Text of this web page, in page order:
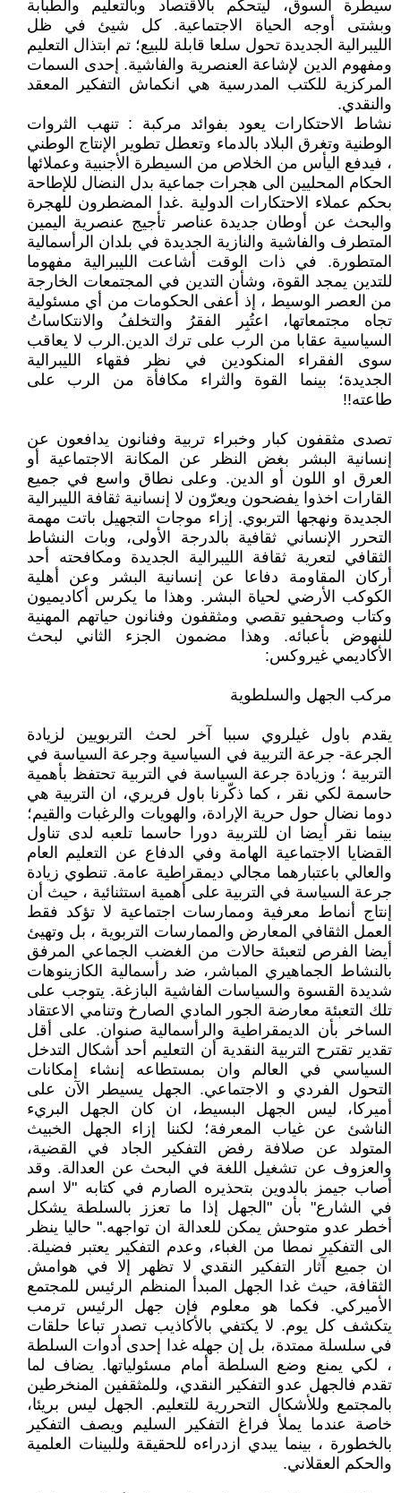
سيطرة السوق، ليتحكم بالاقتصاد وبالتعليم والطبابة
وبشتى أوجه الحياة الاجتماعية. كل شيئ في ظل
الليبرالية الجديدة تحول سلعا قابلة للبيع؛ تم ابتذال التعليم
ومفهوم الدين لإشاعة العنصرية والفاشية. إحدى السمات
المركزية للكتب المدرسية هي انكماش التفكير المعقد
والنقدي.
نشاط الاحتكارات يعود بفوائد مركبة : تنهب الثروات
الوطنية وتغرق البلاد بالدماء وتعطل تطوير الإنتاج الوطني
، فيدفع اليأس من الخلاص من السيطرة الأجنبية وعملائها
الحكام المحليين الى هجرات جماعية بدل النضال للإطاحة
بحكم عملاء الاحتكارات الدولية .غدا المضطرون للهجرة
والبحث عن أوطان جديدة عناصر تأجيج عنصرية اليمين
المتطرف والفاشية والنازية الجديدة في بلدان الرأسمالية
المتطورة. في ذات الوقت أشاعت الليبرالية مفهوما
للتدين يمجد القوة، وشأن التدين في المجتمعات الخارجة
من العصر الوسيط ، إذ أعفى الحكومات من أي مسئولية
تجاه مجتمعاتها، اعتُبِر الفقرُ والتخلفُ والانتكاساتُ
السياسية عقابا من الرب على ترك الدين.الرب لا يعاقب
سوى الفقراء المنكودين في نظر فقهاء الليبرالية
الجديدة؛ بينما القوة والثراء مكافأة من الرب على
طاعته!!
تصدى مثقفون كبار وخبراء تربية وفنانون يدافعون عن
إنسانية البشر بغض النظر عن المكانة الاجتماعية أو
العرق او اللون أو الدين. وعلى نطاق واسع في جميع
القارات اخذوا يفضحون ويعرّون لا إنسانية ثقافة الليبرالية
الجديدة ونهجها التربوي. إزاء موجات التجهيل باتت مهمة
التحرر الإنساني ثقافية بالدرجة الأولى، وبات النشاط
الثقافي لتعرية ثقافة الليبرالية الجديدة ومكافحته أحد
أركان المقاومة دفاعا عن إنسانية البشر وعن أهلية
الكوكب الأرضي لحياة البشر. وهذا ما يكرس أكاديميون
وكتاب وصحفيو تقصي ومثقفون وفنانون حياتهم المهنية
للنهوض بأعبائه. وهذا مضمون الجزء الثاني لبحث
الأكاديمي غيروكس:
مركب الجهل والسلطوية
يقدم باول غيلروي سببا آخر لحث التربويين لزيادة
الجرعة- جرعة التربية في السياسية وجرعة السياسة في
التربية ؛ وزيادة جرعة السياسة في التربية تحتفظ بأهمية
حاسمة لكي نقر ، كما ذكّرنا باول فريري، ان التربية هي
دوما نضال حول حرية الإرادة، والهويات والرغبات والقيم؛
بينما نقر أيضا ان للتربية دورا حاسما تلعبه لدى تناول
القضايا الاجتماعية الهامة وفي الدفاع عن التعليم العام
والعالي باعتبارهما مجالي ديمقراطية عامة. تنطوي زيادة
جرعة السياسة في التربية على أهمية استثنائية ، حيث أن
إنتاج أنماط معرفية وممارسات اجتماعية لا تؤكد فقط
العمل الثقافي المعارض والممارسات التربوية ، بل وتهيئ
أيضا الفرص لتعبئة حالات من الغضب الجماعي المرفق
بالنشاط الجماهيري المباشر، ضد رأسمالية الكازينوهات
شديدة القسوة والسياسات الفاشية البازغة. يتوجب على
تلك التعبئة معارضة الجور المادي الصارخ وتنامي الاعتقاد
الساخر بأن الديمقراطية والرأسمالية صنوان. على أقل
تقدير تقترح التربية النقدية أن التعليم أحد أشكال التدخل
السياسي في العالم وان بمستطاعه إنشاء إمكانات
التحول الفردي و الاجتماعي. الجهل يسيطر الآن على
أميركا، ليس الجهل البسيط، ان كان الجهل البريء
الناشئ عن غياب المعرفة؛ لكننا إزاء الجهل الخبيث
المتولد عن صلافة رفض التفكير الجاد في القضية،
والعزوف عن تشغيل اللغة في البحث عن العدالة. وقد
أصاب جيمز بالدوين بتحذيره الصارم في كتابه "لا اسم
في الشارع" بأن "الجهل إذا ما تعزز بالسلطة يشكل
أخطر عدو متوحش يمكن للعدالة ان تواجهه." حاليا ينظر
الى التفكير نمطا من الغباء، وعدم التفكير يعتبر فضيلة.
ان جميع آثار التفكير النقدي لا تظهر إلا في هوامش
الثقافة، حيث غدا الجهل المبدأ المنظم الرئيس للمجتمع
الأميركي. فكما هو معلوم فإن جهل الرئيس ترمب
يتكشف كل يوم. لا يكتفي بالأكاذيب تصدر تباعا حلقات
في سلسلة ممتدة، بل إن جهله غدا إحدى أدوات السلطة
، لكي يمنع وضع السلطة أمام مسئولياتها. يضاف لما
تقدم فالجهل عدو التفكير النقدي، وللمثقفين المنخرطين
بالمجتمع وللأشكال التحررية للتعليم. الجهل ليس بريئا،
خاصة عندما يملأ فراغ التفكير السليم ويصف التفكير
بالخطورة ، بينما يبدي ازدراءه للحقيقة وللبينات العلمية
والحكم العقلاني.